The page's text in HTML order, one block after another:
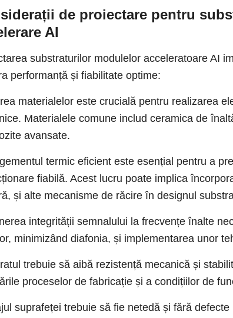
de proiectare pentru
AI
substraturilor modulelor acceleratoare AI
performanță și fiabilitate optime:
materialelor este crucială pentru realizarea
Materialele comune includ ceramica de
avansate.
termic eficient este esențial pentru a
fiabilă. Acest lucru poate implica
și alte mecanisme de răcire în designul
integrității semnalului la frecvențe înalte
minimizând diafonia, și implementarea unor
trebuie să aibă rezistență mecanică și
proceselor de fabricație și a condițiilor de
suprafeței trebuie să fie netedă și fără